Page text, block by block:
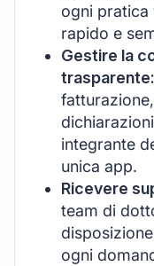
ogni pratica
rapido e
Gestire la
trasparente:
integrante
unica app.
Ricevere
team di
ogni